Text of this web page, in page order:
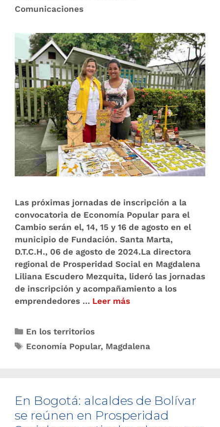
Comunicaciones
Las próximas jornadas de inscripción a la
convocatoria de Economía Popular para el
Cambio serán el, 14, 15 y 16 de agosto en el
municipio de Fundación. Santa Marta,
D.T.C.H., 06 de agosto de 2024.La directora
regional de Prosperidad Social en Magdalena
Liliana Escudero Mezquita, lideró las jornadas
de inscripción y acompañamiento a los
emprendedores … Leer más
En los territorios
Economía Popular, Magdalena
En Bogotá: alcaldes de Bolívar
se reúnen en Prosperidad